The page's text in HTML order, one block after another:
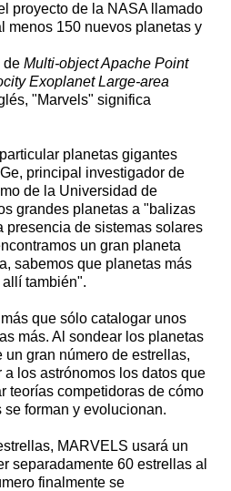
proyecto de la NASA llamado
menos 150 nuevos planetas y
de Multi-object Apache Point
Exoplanet Large-area
"Marvels" significa
planetas gigantes
principal investigador de
de la Universidad de
grandes planetas a "balizas
presencia de sistemas solares
un gran planeta
sabemos que planetas más
también".
que sólo catalogar unos
más. Al sondear los planetas
gran número de estrellas,
los astrónomos los datos que
teorías competidoras de cómo
se forman y evolucionan.
MARVELS usará un
separadamente 60 estrellas al
finalmente se